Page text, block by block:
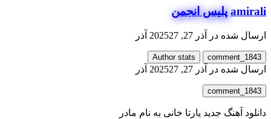
amirali پلیس انجمن
ارسال شده در آذر 27, 2025 27 آذر
comment_1843
Author stats
ارسال شده در آذر 27, 2025 27 آذر
comment_1843
دانلود آهنگ جدید یارتا خانی به نام مادر